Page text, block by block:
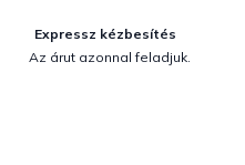
Expressz kézbesítés
Az árut azonnal feladjuk.